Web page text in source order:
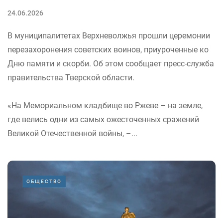
24.06.2026
В муниципалитетах Верхневолжья прошли церемонии
перезахоронения советских воинов, приуроченные ко
Дню памяти и скорби. Об этом сообщает пресс-служба
правительства Тверской области.
«На Мемориальном кладбище во Ржеве – на земле,
где велись одни из самых ожесточенных сражений
Великой Отечественной войны, –...
ОБЩЕСТВО